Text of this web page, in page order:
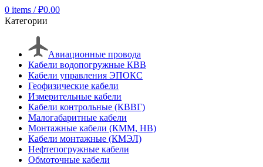
0 items / ₽0.00
Категории
Авиационные провода
Кабели водопогружные КВВ
Кабели управления ЭПОКС
Геофизические кабели
Измерительные кабели
Кабели контрольные (КВВГ)
Малогабаритные кабели
Монтажные кабели (КММ, НВ)
Кабели монтажные (КМЭЛ)
Нефтепогружные кабели
Обмоточные кабели